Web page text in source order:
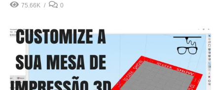
75.66K
0